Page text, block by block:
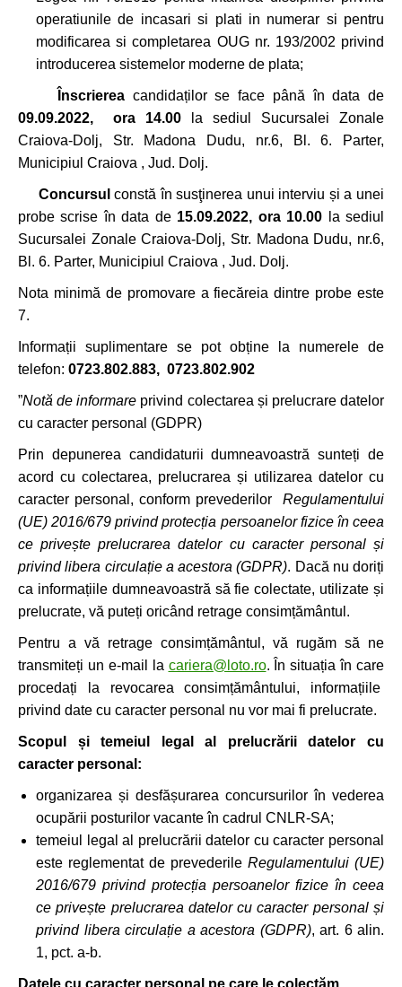
operatiunile de incasari si plati in numerar si pentru
modificarea si completarea OUG nr. 193/2002 privind
introducerea sistemelor moderne de plata;
Înscriereacandidaților se face până în data de
09.09.2022, ora 14.00 la sediul Sucursalei Zonale
Craiova-Dolj, Str. Madona Dudu, nr.6, Bl. 6. Parter,
Municipiul Craiova , Jud. Dolj.
Concursul constă în susţinerea unui interviu și a unei
probe scrise în data de 15.09.2022, ora 10.00 la sediul
Sucursalei Zonale Craiova-Dolj, Str. Madona Dudu, nr.6,
Bl. 6. Parter, Municipiul Craiova , Jud. Dolj.
Nota minimă de promovare a fiecăreia dintre probe este
7.
Informații suplimentare se pot obține la numerele de
telefon: 0723.802.883, 0723.802.902
”Notă de informare privind colectarea și prelucrare datelor
cu caracter personal (GDPR)
Prin depunerea candidaturii dumneavoastră sunteți de
acord cu colectarea, prelucrarea și utilizarea datelor cu
caracter personal, conform prevederilor Regulamentului
(UE) 2016/679 privind protecția persoanelor fizice în ceea
ce privește prelucrarea datelor cu caracter personal și
privind libera circulație a acestora (GDPR). Dacă nu doriți
ca informațiile dumneavoastră să fie colectate, utilizate și
prelucrate, vă puteți oricând retrage consimțământul.
Pentru a vă retrage consimțământul, vă rugăm să ne
transmiteți un e-mail la cariera@loto.ro. În situația în care
procedați la revocarea consimțământului, informațiile
privind date cu caracter personal nu vor mai fi prelucrate.
Scopul și temeiul legal al prelucrării datelor cu
caracter personal:
organizarea și desfășurarea concursurilor în vederea
ocupării posturilor vacante în cadrul CNLR-SA;
temeiul legal al prelucrării datelor cu caracter personal
este reglementat de prevederile Regulamentului (UE)
2016/679 privind protecția persoanelor fizice în ceea
ce privește prelucrarea datelor cu caracter personal și
privind libera circulație a acestora (GDPR), art. 6 alin.
1, pct. a-b.
Datele cu caracter personal pe care le colectăm